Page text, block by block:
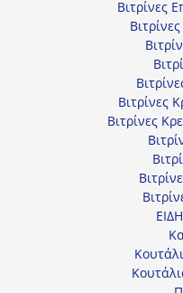
Βιτρίνες
Βιτρίνες
Βιτρίνες